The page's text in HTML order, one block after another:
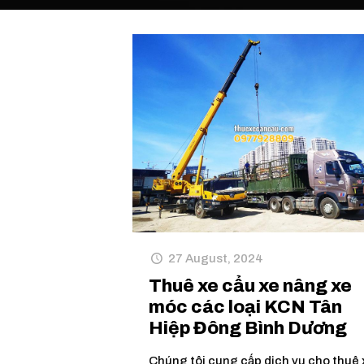
27 August, 2024
Thuê xe cẩu xe nâng xe
móc các loại KCN Tân
Hiệp Đông Bình Dương
Chúng tôi cung cấp dịch vụ cho thuê